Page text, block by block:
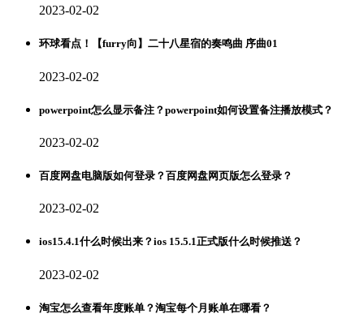
2023-02-02
环球看点！【furry向】二十八星宿的奏鸣曲 序曲01
2023-02-02
powerpoint怎么显示备注？powerpoint如何设置备注播放模式？
2023-02-02
百度网盘电脑版如何登录？百度网盘网页版怎么登录？
2023-02-02
ios15.4.1什么时候出来？ios 15.5.1正式版什么时候推送？
2023-02-02
淘宝怎么查看年度账单？淘宝每个月账单在哪看？